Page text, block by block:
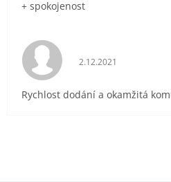
+ spokojenost
Hodnocení
2.12.2021
Rychlost dodání a okamžitá